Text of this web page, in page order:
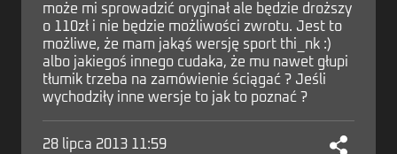
może mi sprowadzić oryginał ale będzie droższy
o 110zł i nie będzie możliwości zwrotu. Jest to
możliwe, że mam jakąś wersję sport thi_nk :)
albo jakiegoś innego cudaka, że mu nawet głupi
tłumik trzeba na zamówienie ściągać ? Jeśli
wychodziły inne wersje to jak to poznać ?
28 lipca 2013 11:59